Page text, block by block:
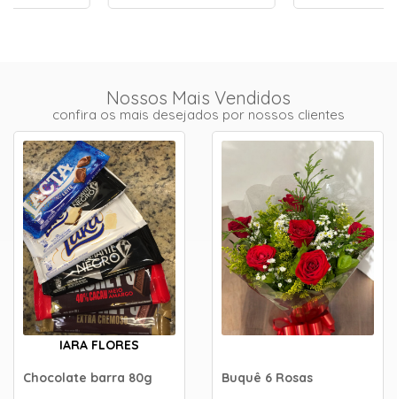
Nossos Mais Vendidos
confira os mais desejados por nossos clientes
IARA FLORES
Chocolate barra 80g Buquê 6 Rosas